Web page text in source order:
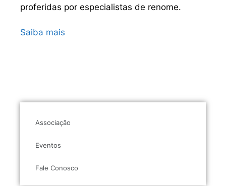
proferidas por especialistas de renome.
Saiba mais
Associação
Eventos
Fale Conosco